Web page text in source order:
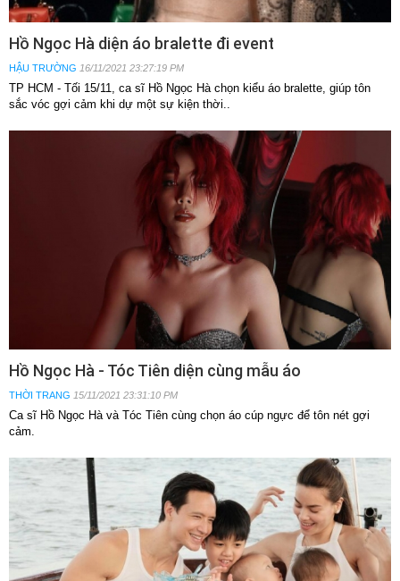
Hồ Ngọc Hà diện áo bralette đi event
HẬU TRƯỜNG 16/11/2021 23:27:19 PM
TP HCM - Tối 15/11, ca sĩ Hồ Ngọc Hà chọn kiểu áo bralette, giúp tôn
sắc vóc gợi cảm khi dự một sự kiện thời..
Hồ Ngọc Hà - Tóc Tiên diện cùng mẫu áo
THỜI TRANG 15/11/2021 23:31:10 PM
Ca sĩ Hồ Ngọc Hà và Tóc Tiên cùng chọn áo cúp ngực để tôn nét gợi
cảm.